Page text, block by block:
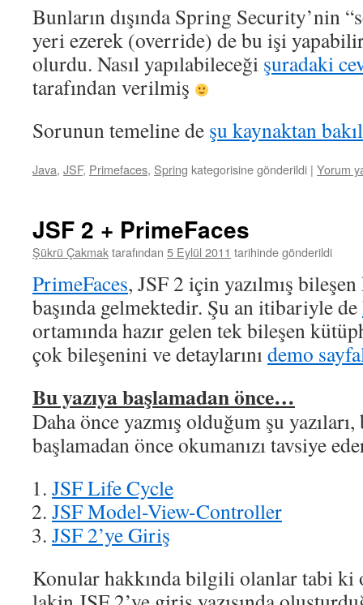
Bunların dışında Spring Security’nin
yeri ezerek (override) de bu işi
olurdu. Nasıl yapılabileceği şuradaki
tarafından verilmiş
Sorunun temeline de şu kaynaktan
Java, JSF, Primefaces, Spring kategorisine gönderildi | Yorum
JSF 2 + PrimeFaces
Şükrü Çakmaktarafından 5 Eylül 2011 tarihinde gönderildi
PrimeFaces, JSF 2 için yazılmış
başında gelmektedir. Şu an itibariyle de
ortamında hazır gelen tek bileşen
çok bileşenini ve detaylarınıdemo
Bu yazıya başlamadan önce…
Daha önce yazmış olduğum şu
başlamadan önce okumanızı tavsiye
JSF Life Cycle
JSF Model-View-Controller
JSF 2’ye Giriş
Konular hakkında bilgili olanlar tabi ki